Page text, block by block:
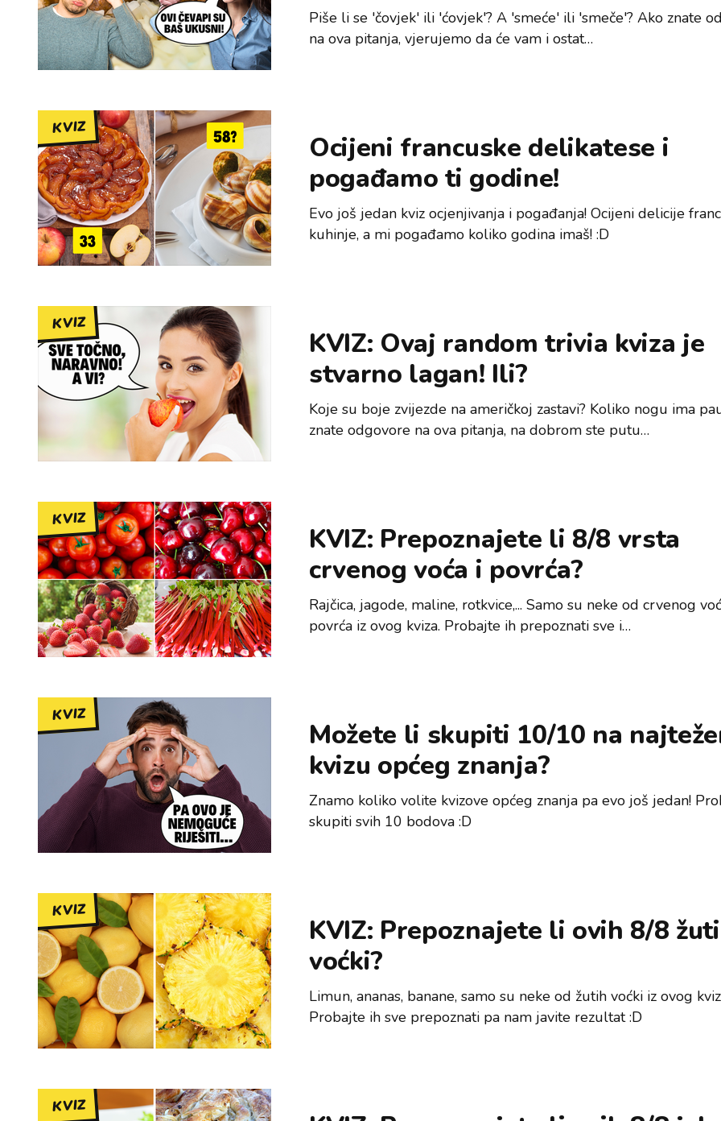
Piše li se 'čovjek' ili 'ćovjek'? A 'smeće' ili 'smeče'? Ako znate
na ova pitanja, vjerujemo da će vam i ostat…
KVIZ
Ocijeni francuske delikatese i
pogađamo ti godine!
Evo još jedan kviz ocjenjivanja i pogađanja! Ocijeni delicije
kuhinje, a mi pogađamo koliko godina imaš! :D
KVIZ
KVIZ: Ovaj random trivia kviza je
stvarno lagan! Ili?
Koje su boje zvijezde na američkoj zastavi? Koliko nogu ima
znate odgovore na ova pitanja, na dobrom ste putu…
KVIZ
KVIZ: Prepoznajete li 8/8 vrsta
crvenog voća i povrća?
Rajčica, jagode, maline, rotkvice,... Samo su neke od crvenog
povrća iz ovog kviza. Probajte ih prepoznati sve i…
KVIZ
Možete li skupiti 10/10 na
kvizu općeg znanja?
Znamo koliko volite kvizove općeg znanja pa evo još jedan!
skupiti svih 10 bodova :D
KVIZ
KVIZ: Prepoznajete li ovih 8/8
voćki?
Limun, ananas, banane, samo su neke od žutih voćki iz ovog
Probajte ih sve prepoznati pa nam javite rezultat :D
KVIZ